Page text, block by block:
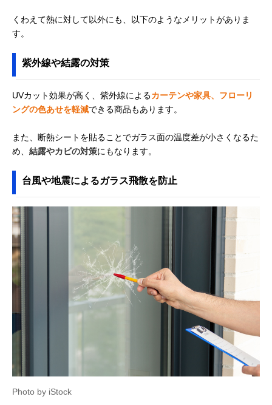
くわえて熱に対して以外にも、以下のようなメリットがありま
す。
紫外線や結露の対策
UVカット効果が高く、紫外線によるカーテンや家具、フローリ
ングの色あせを軽減できる商品もあります。
また、断熱シートを貼ることでガラス面の温度差が小さくなるた
め、 結露やカビの対策にもなります。
台風や地震によるガラス飛散を防止
Photo by iStock